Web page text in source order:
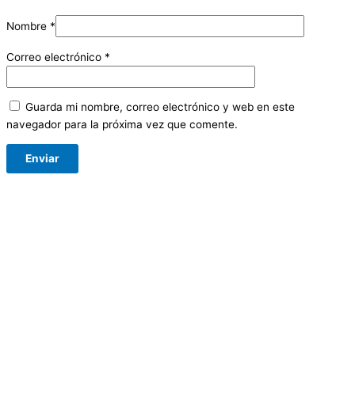
Nombre *
Correo electrónico *
Guarda mi nombre, correo electrónico y web en este
navegador para la próxima vez que comente.